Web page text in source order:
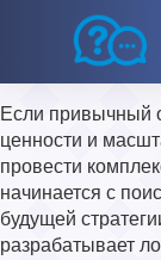
Если привычный
ценности и
провести
начинается с
будущей
разрабатывает